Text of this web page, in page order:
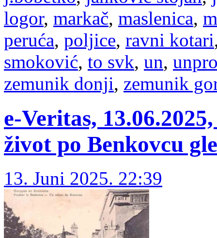
logor, markač, maslenica,
peruća, poljice, ravni kotari
smoković, to svk, un,
zemunik donji, zemunik
e-Veritas,
život po Benkovcu
13. Juni 2025. 22:39